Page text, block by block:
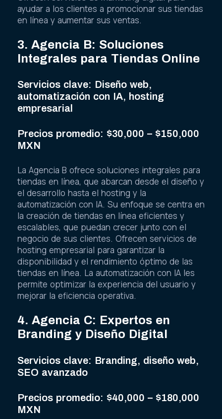
ayudar a los clientes a promocionar sus tiendas
en línea y aumentar sus ventas.
3. Agencia B: Soluciones
Integrales para Tiendas Online
Servicios clave: Diseño web,
automatización con IA, hosting
empresarial
Precios promedio: $30,000 – $150,000
MXN
La Agencia B ofrece soluciones integrales para
tiendas en línea, que abarcan desde el diseño y
el desarrollo hasta el hosting y la
automatización con IA. Su enfoque se centra en
la creación de tiendas en línea eficientes y
escalables, que puedan crecer junto con el
negocio de sus clientes. Ofrecen servicios de
hosting empresarial para garantizar la
disponibilidad y el rendimiento óptimo de las
tiendas en línea. La automatización con IA les
permite optimizar la experiencia del usuario y
mejorar la eficiencia operativa.
4. Agencia C: Expertos en
Branding y Diseño Digital
Servicios clave: Branding, diseño web,
SEO avanzado
Precios promedio: $40,000 – $180,000
MXN